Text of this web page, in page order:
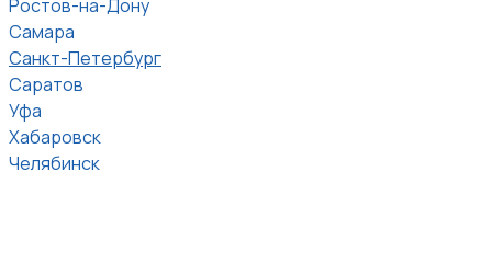
Ростов-на-Дону
Самара
Санкт-Петербург
Саратов
Уфа
Хабаровск
Челябинск